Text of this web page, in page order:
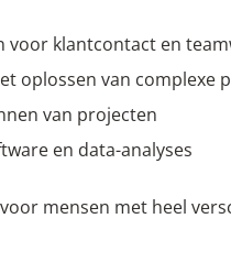
voor klantcontact en
oplossen van complexe
van projecten
en data-analyses
mensen met heel